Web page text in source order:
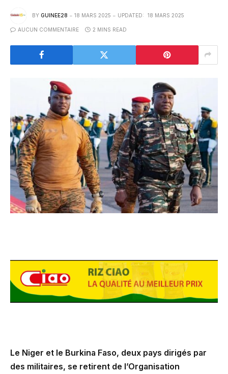
BY GUINEE28 18 MARS 2025 UPDATED: 18 MARS 2025
AUCUN COMMENTAIRE 2 MINS READ
Le Niger et le Burkina Faso, deux pays dirigés par
des militaires, se retirent de l’Organisation